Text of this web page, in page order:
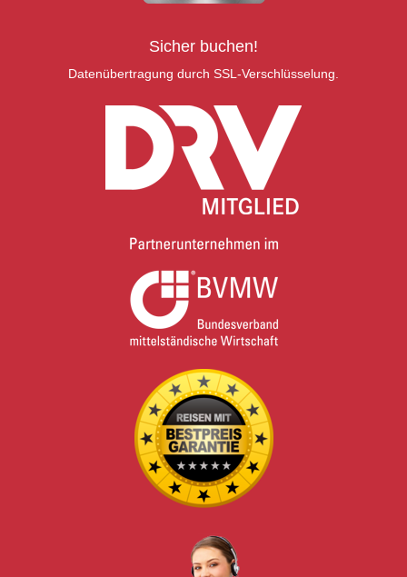
Sicher buchen!
Datenübertragung durch SSL-Verschlüsselung.